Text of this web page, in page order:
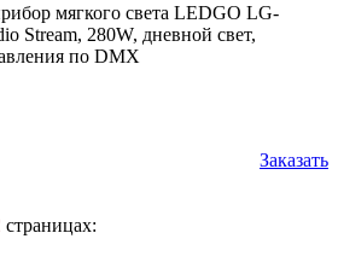
мягкого света LEDGO LG-
Stream, 280W, дневной свет,
по DMX
Заказать
страницах: